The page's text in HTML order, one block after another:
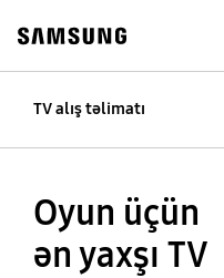
content
accessibility
help
TV alış təlimatı
Oyun üçün
ən yaxşı TV